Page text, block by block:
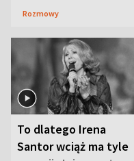
Rozmowy
To dlatego Irena
Santor wciąż ma tyle